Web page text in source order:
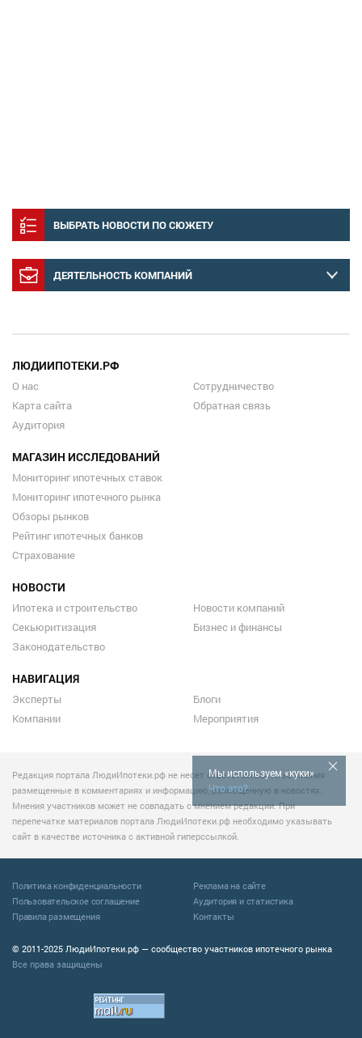
ВЫБРАТЬ НОВОСТИ ПО СЮЖЕТУ
ДЕЯТЕЛЬНОСТЬ КОМПАНИЙ
Мы используем «куки»
Что это?
ЛЮДИИПОТЕКИ.РФ
О нас
Карта сайта
Аудитория
Сотрудничество
Обратная связь
МАГАЗИН ИССЛЕДОВАНИЙ
Мониторинг ипотечных ставок
Мониторинг ипотечного рынка
Обзоры рынков
Рейтинг ипотечных банков
Страхование
НОВОСТИ
Ипотека и строительство
Секьюритизация
Законодательство
Новости компаний
Бизнес и финансы
НАВИГАЦИЯ
Эксперты
Компании
Блоги
Мероприятия
Редакция портала ЛюдиИпотеки.рф не несет ответственности за мнения
размещенные в комментариях и информацию, размещенную в новостях.
Мнения участников может не совпадать с мнением редакции. При
перепечатке материалов портала ЛюдиИпотеки.рф необходимо указывать
сайт в качестве источника с активной гиперссылкой.
© 2011-2025 ЛюдиИпотеки.рф — сообщество участников ипотечного рынка
Все права защищены
Политика конфиденциальности
Пользовательское соглашение
Правила размещения
Реклама на сайте
Аудитория и статистика
Контакты